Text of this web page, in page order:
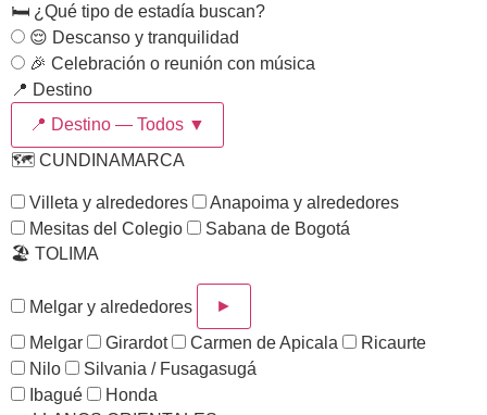
🛏️ ¿Qué tipo de estadía buscan?
😌 Descanso y tranquilidad
🎉 Celebración o reunión con música
📍 Destino
📍 Destino — Todos ▼
🗺️ CUNDINAMARCA
Villeta y alrededores
Anapoima y alrededores
Mesitas del Colegio
Sabana de Bogotá
🏖️ TOLIMA
Melgar y alrededores
►
Melgar
Girardot Carmen de Apicala
Ricaurte
Nilo
Silvania / Fusagasugá
Ibagué
Honda